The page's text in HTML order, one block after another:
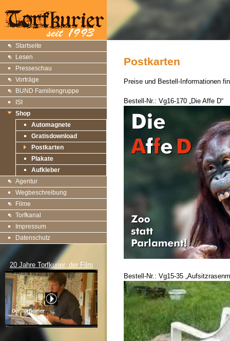
Startseite
Lesen
Presseschau
Vorträge
BUND Familiengruppe
ISI
Shop
Automagnete
Gratisdownload
Postkarten
Plakate
Aufkleber
Agentur
Wegbeschreibung
Filme
Torfkanal
Impressum
Datenschutz
20 Jahre Torfkurier, der Film
Postkarten
Preise und Bestell-Informationen
Bestell-Nr.: Vg16-170 „Die Affe D“
Bestell-Nr.: Vg15-35